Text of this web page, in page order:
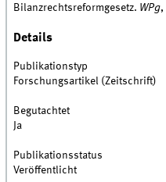
Bilanzrechtsreformgesetz. WPg,
Details
Publikationstyp
Forschungsartikel (Zeitschrift)
Begutachtet
Ja
Publikationsstatus
Veröffentlicht